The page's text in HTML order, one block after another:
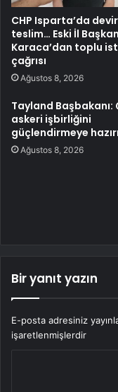
CHP Isparta’da devir
teslim… Eski İl
Karaca’dan toplu
çağrısı
Ağustos 8, 2026
Tayland Başbakanı:
askeri işbirliğini
güçlendirmeye
Ağustos 8, 2026
Bir yanıt yazın
E-posta adresiniz
işaretlenmişlerdir